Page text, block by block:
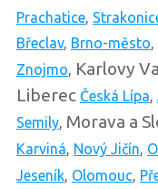
Prachatice,
Břeclav, Brno-město,
Znojmo, Karlovy
Liberec Česká Lípa,
Semily, Morava a
Karviná, Nový Jičín,
Jeseník, Olomouc,